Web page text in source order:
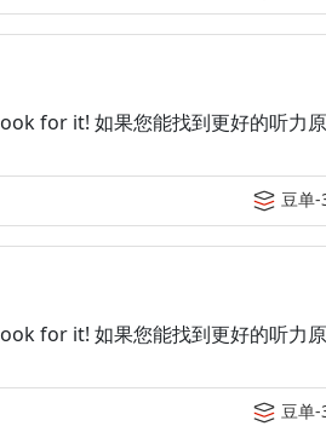
for it! 如果您能找到更好的听力
豆单-
for it! 如果您能找到更好的听力
豆单-